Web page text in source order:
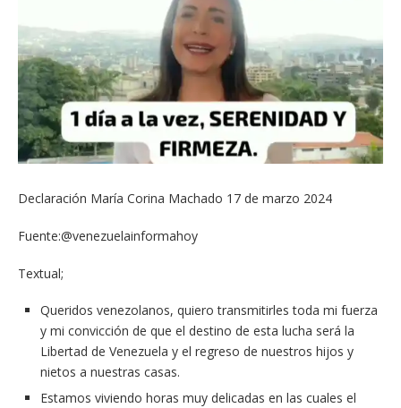
Declaración María Corina Machado 17 de marzo 2024
Fuente:@venezuelainformahoy
Textual;
Queridos venezolanos, quiero transmitirles toda mi fuerza
y mi convicción de que el destino de esta lucha será la
Libertad de Venezuela y el regreso de nuestros hijos y
nietos a nuestras casas.
Estamos viviendo horas muy delicadas en las cuales el